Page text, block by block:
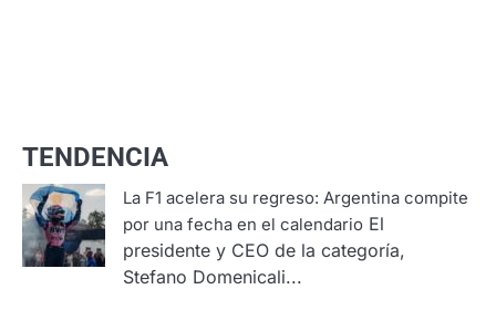
TENDENCIA
La F1 acelera su regreso: Argentina compite
por una fecha en el calendario El
presidente y CEO de la categoría,
Stefano Domenicali...